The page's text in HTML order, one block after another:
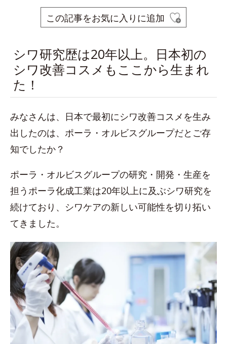
この記事をお気に入りに追加
シワ研究歴は20年以上。日本初の
シワ改善コスメもここから生まれ
た！
みなさんは、日本で最初にシワ改善コスメを生み
出したのは、ポーラ・オルビスグループだとご存
知でしたか？
ポーラ・オルビスグループの研究・開発・生産を
担うポーラ化成工業は20年以上に及ぶシワ研究を
続けており、シワケアの新しい可能性を切り拓い
てきました。